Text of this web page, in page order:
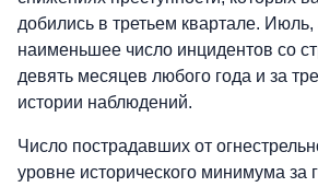
добились в третьем квартале.
наименьшее число инцидентов со
девять месяцев любого года и за
истории наблюдений.
Число пострадавших от
уровне исторического минимума за